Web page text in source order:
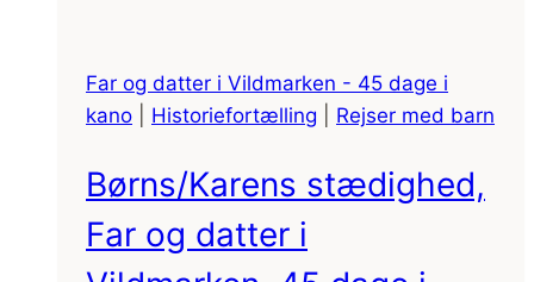
Far og datter i Vildmarken - 45 dage i
kano
Historiefortælling Rejser med barn
Børns/Karens stædighed,
Far og datter i